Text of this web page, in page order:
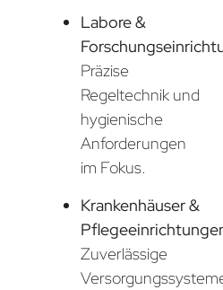
Labore &
Präzise
Regeltechnik und
hygienische
Anforderungen
im Fokus.
Krankenhäuser &
Zuverlässige